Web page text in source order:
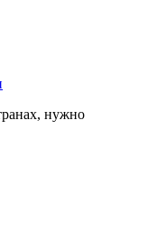
нужно